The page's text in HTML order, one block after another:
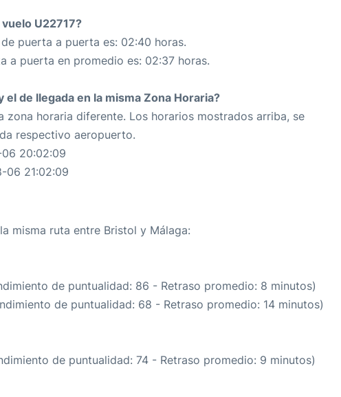
U22717?
puerta a puerta es: 02:40 horas.
a puerta en promedio es: 02:37 horas.
de llegada en la misma Zona Horaria?
zona horaria diferente. Los horarios mostrados arriba, se
respectivo aeropuerto.
20:02:09
06 21:02:09
misma ruta entre Bristol y Málaga:
de puntualidad: 86 - Retraso promedio: 8 minutos)
de puntualidad: 68 - Retraso promedio: 14 minutos)
de puntualidad: 74 - Retraso promedio: 9 minutos)